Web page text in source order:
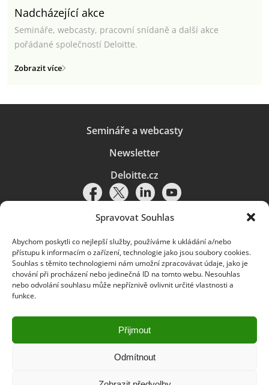
Spravovat Souhlas
Abychom poskytli co nejlepší služby, používáme k ukládání a/nebo
přístupu k informacím o zařízení, technologie jako jsou soubory cookies.
Souhlas s těmito technologiemi nám umožní zpracovávat údaje, jako je
chování při procházení nebo jedinečná ID na tomto webu. Nesouhlas
nebo odvolání souhlasu může nepříznivě ovlivnit určité vlastnosti a
funkce.
Přijmout
Odmítnout
Nadcházející akce
Semináře, webcasty, pracovní snídaně a další akce
pořádané společností Deloitte.
Zobrazit více
Semináře a webcasty
Newsletter
Deloitte.cz
Pravidla používání|Ochrana osobních údajů|Soubory cookies |
Deloitte.cz
© 2026. Více informací najdete vPravidlech používání.
Deloitte označuje jednu či více společností globální sítě členských
a přidružené subjekty (souhrnně „organizace Deloitte“). Společnost DTTL
(rovněž označovaná jako „Deloitte Global“) a každá z jejích členských
společností a jejich přidružených subjektů je samostatným a nezávislým
právním subjektem, který není oprávněn zavazovat nebo přijímat závazky
za jinou z těchto členských společností a jejich přidružených subjektů ve